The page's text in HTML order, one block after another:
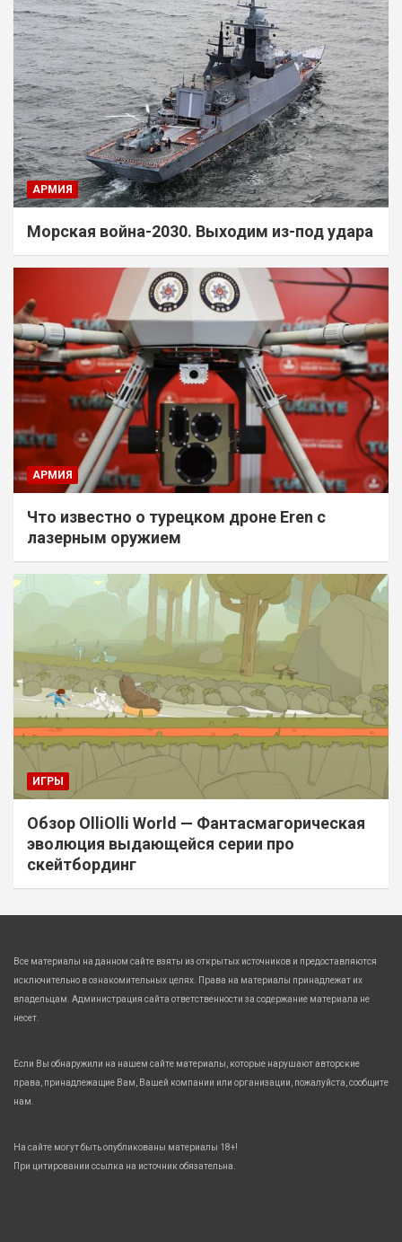
АРМИЯ
Морская война-2030. Выходим из-под удара
АРМИЯ
Что известно о турецком дроне Eren с
лазерным оружием
ИГРЫ
Обзор OlliOlli World — Фантасмагорическая
эволюция выдающейся серии про
скейтбординг
Все материалы на данном сайте взяты из открытых источников и предоставляются
исключительно в ознакомительных целях. Права на материалы принадлежат их
владельцам. Администрация сайта ответственности за содержание материала не
несет.
Если Вы обнаружили на нашем сайте материалы, которые нарушают авторские
права, принадлежащие Вам, Вашей компании или организации, пожалуйста, сообщите
нам.
На сайте могут быть опубликованы материалы 18+!
При цитировании ссылка на источник обязательна.